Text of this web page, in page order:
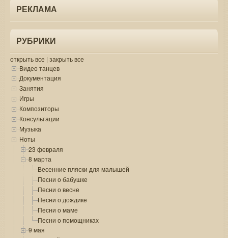
РЕКЛАМА
РУБРИКИ
открыть все | закрыть все
Видео танцев
Документация
Занятия
Игры
Композиторы
Консультации
Музыка
Ноты
23 февраля
8 марта
Весенние пляски для малышей
Песни о бабушке
Песни о весне
Песни о дождике
Песни о маме
Песни о помощниках
9 мая